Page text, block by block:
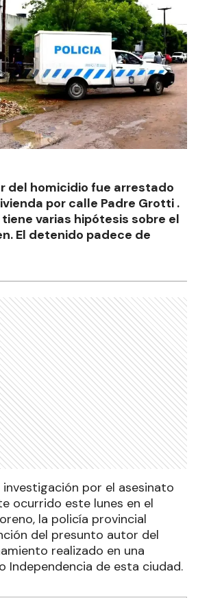
del homicidio fue arrestado
por calle Padre Grotti .
varias hipótesis sobre el
El detenido padece de
investigación por el asesinato
ocurrido este lunes en el
la policía provincial
del presunto autor del
realizado en una
Independencia de esta ciudad.